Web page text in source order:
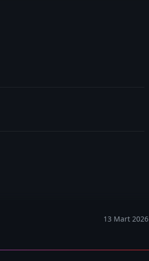
13 Mart 2026